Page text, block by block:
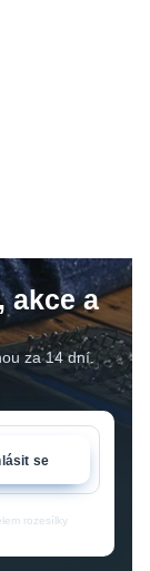
akce a
za 14 dní.
se
rozesílky